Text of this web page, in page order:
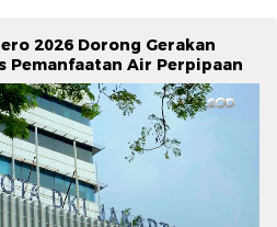
2026 Dorong Gerakan
Pemanfaatan Air Perpipaan